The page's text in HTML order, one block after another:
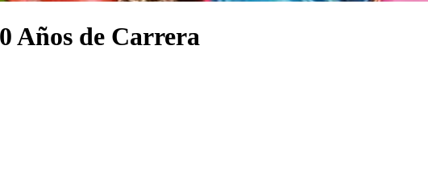
Años de Carrera